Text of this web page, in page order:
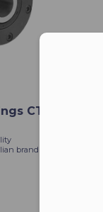
CTS
brand C.T.S.